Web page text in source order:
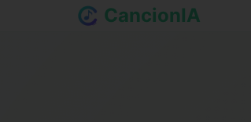
CancionIA